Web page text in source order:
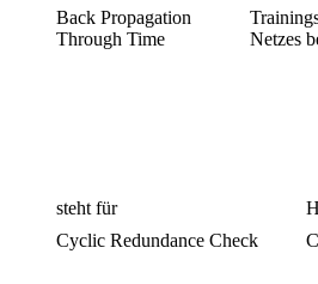
Back Propagation
Through Time
Netzes
steht für
Cyclic Redundance Check